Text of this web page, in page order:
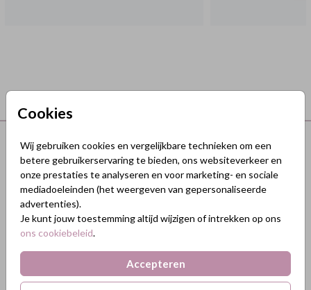
Cookies
Wij gebruiken cookies en vergelijkbare technieken om een
betere gebruikerservaring te bieden, ons websiteverkeer en
onze prestaties te analyseren en voor marketing- en sociale
mediadoeleinden (het weergeven van gepersonaliseerde
advertenties).
Je kunt jouw toestemming altijd wijzigen of intrekken op ons
ons cookiebeleid.
Accepteren
GeluksKaartjes.nl
Nikkelweg 45
2401MM Alphen a/d Rijn
KVK: 84438665